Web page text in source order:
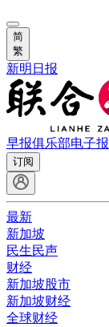
简
繁
新明日报
早报俱乐部电子报
订阅
最新
新加坡
民生民声
财经
新加坡股市
新加坡财经
全球财经